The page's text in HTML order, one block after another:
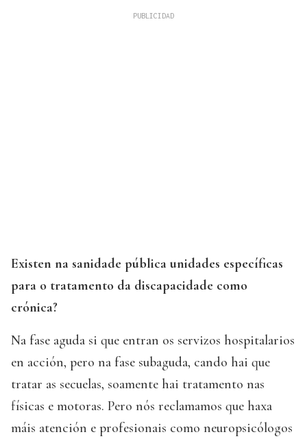
Existen na sanidade pública unidades específicas
para o tratamento da discapacidade como
crónica?
Na fase aguda si que entran os servizos hospitalarios
en acción, pero na fase subaguda, cando hai que
tratar as secuelas, soamente hai tratamento nas
físicas e motoras. Pero nós reclamamos que haxa
máis atención e profesionais como neuropsicólogos